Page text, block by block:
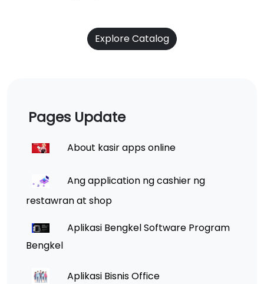
Explore Catalog
Pages Update
About kasir apps online
Ang application ng cashier ng
restawran at shop
Aplikasi Bengkel Software Program
Bengkel
Aplikasi Bisnis Office